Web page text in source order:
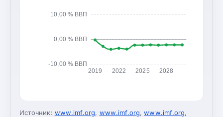
-10,00 % ВВП
0,00 % ВВП
10,00 % ВВП
2019 2022 2025 2028
Источник: www.imf.org, www.imf.org,www.imf.org,